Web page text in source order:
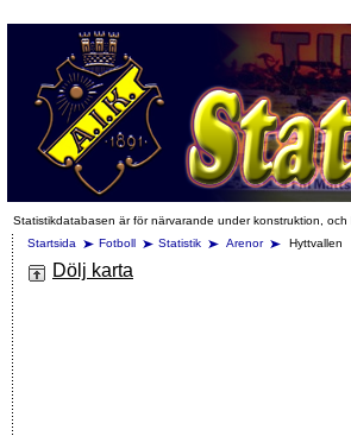
Statistikdatabasen är för närvarande under konstruktion,
Startsida
Fotboll Statistik Arenor Hyttvallen
Dölj karta